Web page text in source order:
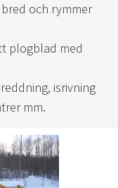
och rymmer
plogblad med
isrivning
mm.